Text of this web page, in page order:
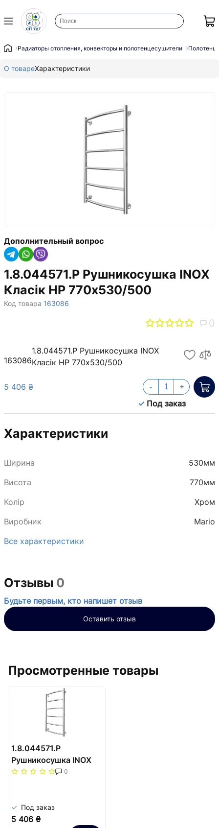
Радиаторы отопления, конвекторы и полотенцесушители
О товареХарактеристики
Дополнительный вопрос
1.8.044571.P Рушникосушка INOX
Класік HP 770х530/500
Код товара 163086
0
163086
1.8.044571.P Рушникосушка INOX
Класік HP 770х530/500
5 406 ₴
Под заказ
- +
Характеристики
Ширина
530мм
Висота
770мм
Колір
Хром
Виробник
Mario
Все характеристики
Отзывы 0
Будьте первым, кто напишет отзыв
Оставить отзыв
Просмотренные товары
1.8.044571.P
Рушникосушка INOX
Класік HP
0
Под заказ
5 406 ₴